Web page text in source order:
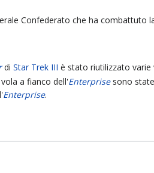
Confederato che ha combattuto
diStar Trek III è stato riutilizzato
a fianco dell'Enterprisesono
Enterprise.